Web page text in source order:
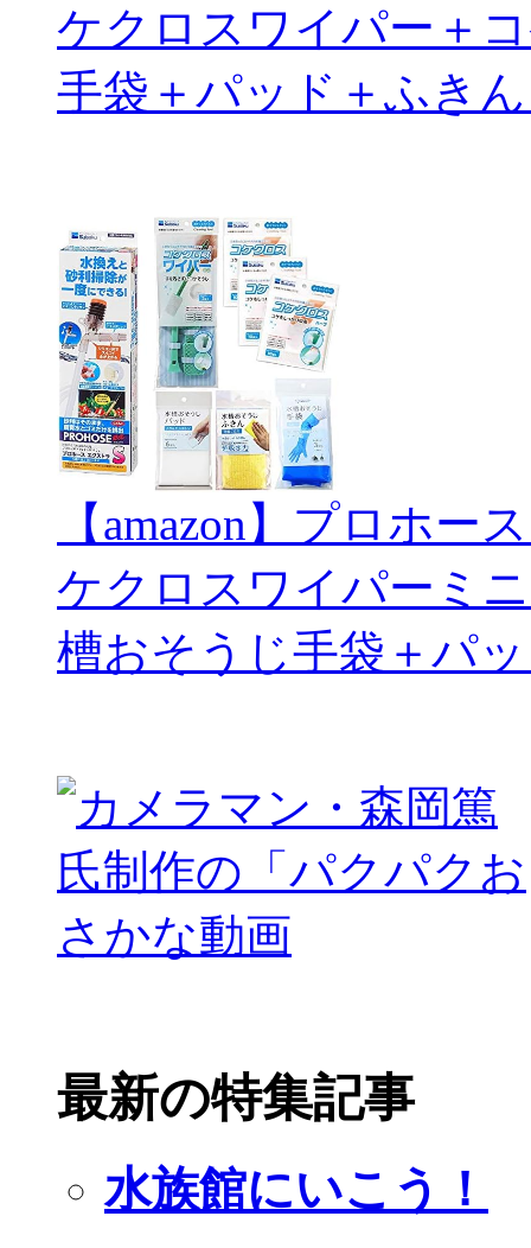
ケクロスワイパー＋
手袋＋パッド＋ふき
【amazon】プロホー
ケクロスワイパーミ
槽おそうじ手袋＋パ
最新の特集記事
水族館にいこう！